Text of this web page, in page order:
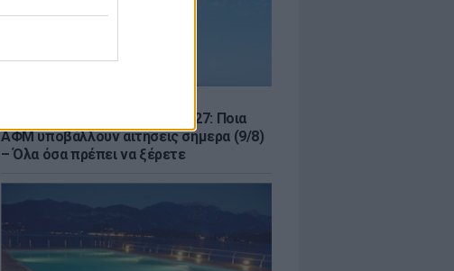
Τουρισμός για Όλους 2026-2027: Ποια
ΑΦΜ υποβάλλουν αιτήσεις σήμερα (9/8)
– Όλα όσα πρέπει να ξέρετε